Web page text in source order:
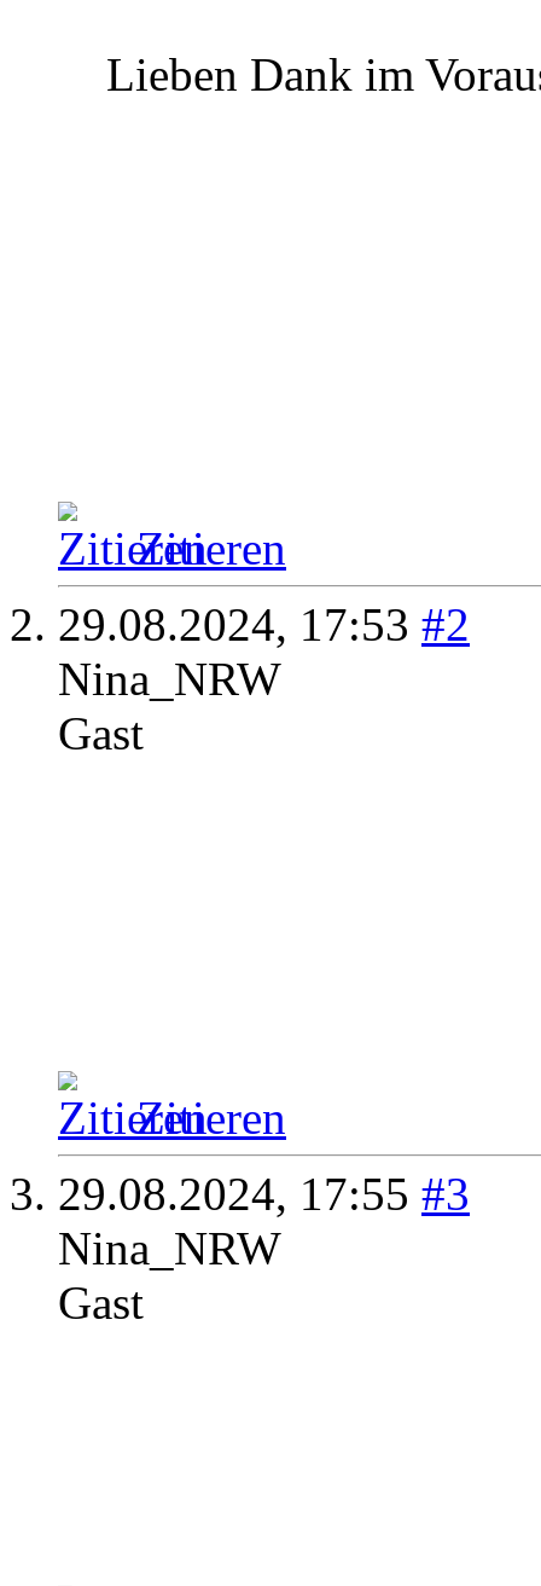
Lieben Dank im
Zitieren
29.08.2024, 17:53 #2
Nina_NRW
Gast
Zitieren
29.08.2024, 17:55 #3
Nina_NRW
Gast